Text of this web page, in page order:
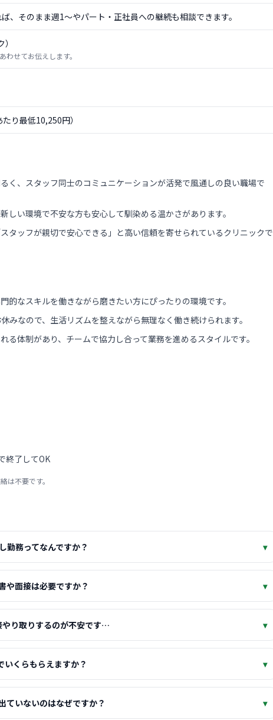
、そのまま週1〜やパート・正社員への継続も相談できます。
せてお伝えします。
り最低10,250円）
く、スタッフ同士のコミュニケーションが活発で風通しの良い職場で
い環境で不安な方も安心して馴染める温かさがあります。
タッフが親切で安心できる」と高い信頼を寄せられているクリニックで
なスキルを働きながら磨きたい方にぴったりの環境です。
なので、生活リズムを整えながら無理なく働き続けられます。
体制があり、チームで協力し合って業務を進めるスタイルです。
終了してOK
は不要です。
勤務ってなんですか？ ▾
や面接は必要ですか？ ▾
やり取りするのが不安です… ▾
いくらもらえますか？ ▾
ていないのはなぜですか？ ▾